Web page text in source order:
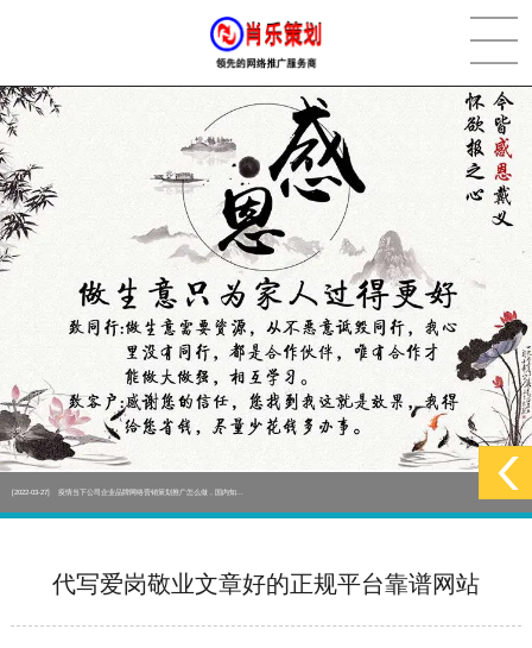
[2022-05-29] 实体门店如何做网络推广吸引客户，实体店网络营销技巧... 更多 >
[2022-05-04] 污水处理设备厂家产品如何做网络推广（污水处理项目网...
[2022-03-27] 疫情当下公司企业品牌网络营销策划推广怎么做，国内知...
实体门店如何做网络推广吸引客户，实体店网络营销技巧...
代写爱岗敬业文章好的正规平台靠谱网站